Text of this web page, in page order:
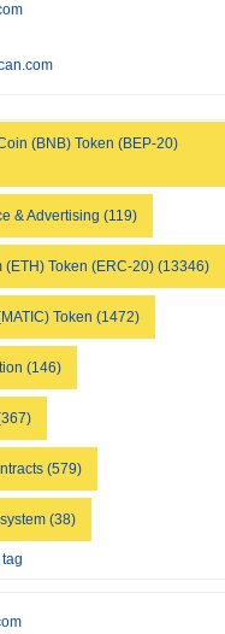
(BNB) Token (BEP-20)
& Advertising (119)
(ETH) Token (ERC-20) (13346)
Token (1472)
(146)
(579)
(38)